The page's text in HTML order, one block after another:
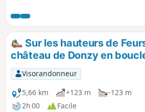
monorail reliant Panissières à Feurs.
Sur les hauteurs de
château de Donzy en
Visorandonneur
5,66 km
+123 m
-123 m
2h 00
Facile